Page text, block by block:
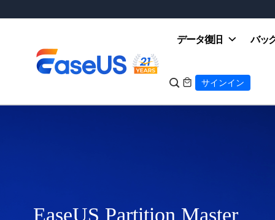
データ復旧 バッ
  サインイン
EaseUS Partition Master